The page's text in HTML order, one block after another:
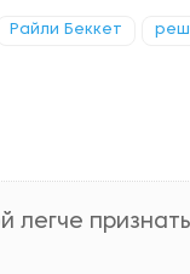
Райли Беккет
легче